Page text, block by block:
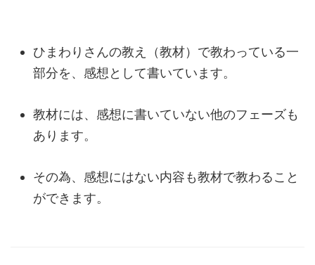
ひまわりさんの教え（教材）で教わっている一
部分を、感想として書いています。
教材には、感想に書いていない他のフェーズも
あります。
その為、感想にはない内容も教材で教わること
ができます。